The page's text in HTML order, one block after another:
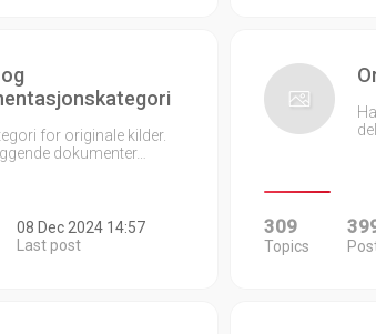
for originale kilder.
dokumenter…
08 Dec 2024 14:57
Last post
309
Topics